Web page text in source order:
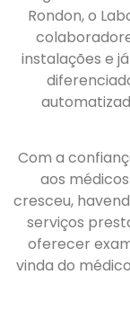
Rondon, o
instalações e
Com a
aos
cresceu,
serviços
oferecer
vinda do